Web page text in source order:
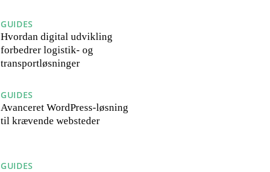
GUIDES
Hvordan digital udvikling
forbedrer logistik- og
transportløsninger
GUIDES
Avanceret WordPress-løsning
til krævende websteder
GUIDES